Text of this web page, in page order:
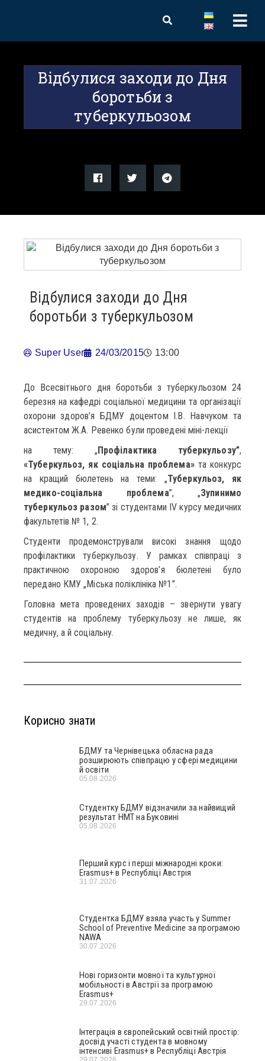
Відбулися заходи до Дня
боротьби з
туберкульозом
Відбулися заходи до Дня
боротьби з туберкульозом
Super User 24/03/2015 13:00
До Всесвітнього дня боротьби з туберкульозом 24
березня на кафедрі соціальної медицини та організації
охорони здоров’я БДМУ доцентом І.В. Навчуком та
асистентом Ж.А. Ревенко були проведені міні-лекції
на тему: „Профілактика туберкульозу”,
«Туберкульоз, як соціальна проблема»та конкурс
на кращий бюлетень на теми: „Туберкульоз, як
медико-соціальна проблема”, „Зупинимо
туберкульоз разом” зі студентами ІV курсу медичних
факультетів № 1, 2.
Студенти продемонстрували високі знання щодо
профілактики туберкульозу. У рамках співпраці з
практичною охороною здоров’я бюлетені було
передано КМУ „Міська поліклініка №1”.
Головна мета проведених заходів – звернути увагу
студентів на проблему туберкульозу не лише, як
медичну, а й соціальну.
Корисно знати
БДМУ та Чернівецька обласна рада
розширюють співпрацю у сфері медицини
й освіти
05.08.2026
Студентку БДМУ відзначили за найвищий
результат НМТ на Буковині
05.08.2026
Перший курс і перші міжнародні кроки:
Erasmus+ в Республіці Австрія
31.07.2026
Студентка БДМУ взяла участь у Summer
School of Preventive Medicine за програмою
NAWA
30.07.2026
Нові горизонти мовної та культурної
мобільності в Австрії за програмою
Erasmus+
29.07.2026
Інтеграція в європейський освітній простір:
досвід участі студента в мовному
інтенсиві Erasmus+ в Республіці Австрія